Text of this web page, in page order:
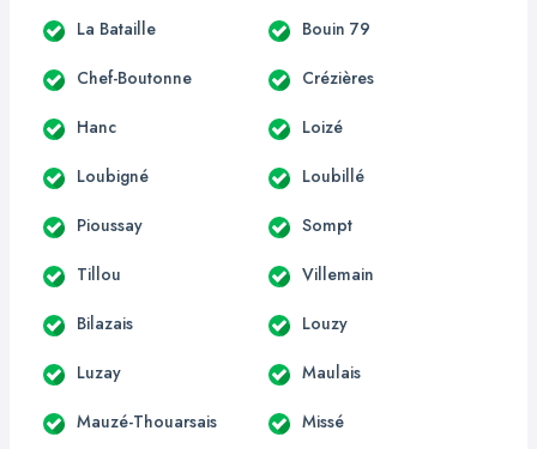
La Bataille Bouin 79
Chef-Boutonne Crézières
Hanc Loizé
Loubigné Loubillé
Pioussay Sompt
Tillou Villemain
Bilazais Louzy
Luzay Maulais
Mauzé-Thouarsais Missé